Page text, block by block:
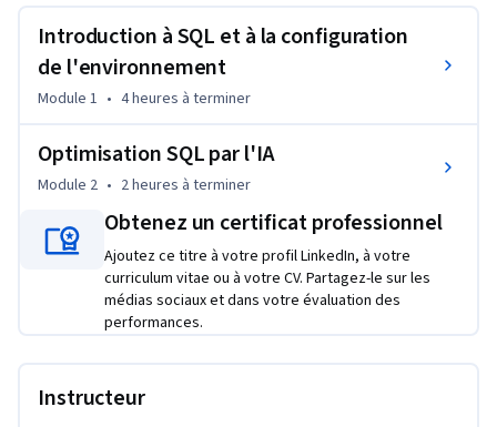
assistées par l'IA qui améliorent considérablement les
performances et la conception des requêtes. À l'issue de ce
cours, vous serez en mesure de : - Concevoir et mettre en
œuvre des solutions sophistiquées d'extraction de données à
de fonctions de fenêtre - Exploiter des outils d'IA générative
pour optimiser des requêtes SQL complexes afin d'en
améliorer les performances - Refondre des requêtes
inefficaces en solutions plus élégantes et plus faciles à
maintenir à l'aide de modèles SQL avancés - Appliquer des
techniques d'optimisation traditionnelles et améliorées par
l'IA pour résoudre des problèmes complexes liés aux données
Introduction à SQL et à la configuration
de l'environnement
Module 1 • 4 heures à terminer
Optimisation SQL par l'IA
Module 2 • 2 heures à terminer
Obtenez un certificat professionnel
Ajoutez ce titre à votre profil LinkedIn, à votre
curriculum vitae ou à votre CV. Partagez-le sur les
médias sociaux et dans votre évaluation des
performances.
Instructeur